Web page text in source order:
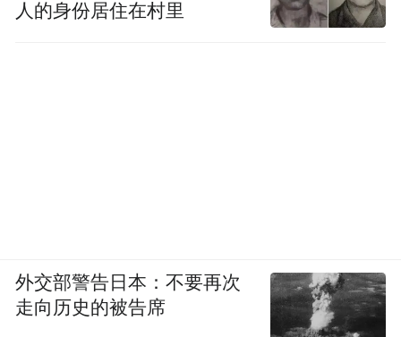
人的身份居住在村里
外交部警告日本：不要再次
走向历史的被告席